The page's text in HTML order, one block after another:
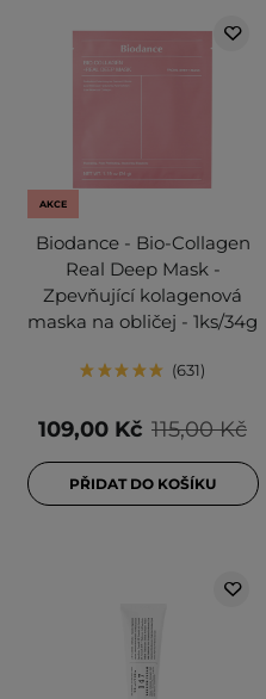
AKCE
Biodance - Bio-Collagen
Real Deep Mask -
Zpevňující kolagenová
maska na obličej - 1ks/34g
631
115,00 Kč
109,00 Kč
PŘIDAT DO KOŠÍKU